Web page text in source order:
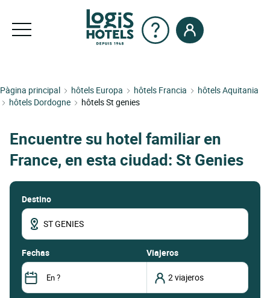
Pàgina principal hôtels Europa hôtels Francia
hôtels Aquitania
hôtels Dordogne
hôtels St genies
Encuentre su hotel familiar en
France, en esta ciudad: St Genies
Destino
fechas Viajeros